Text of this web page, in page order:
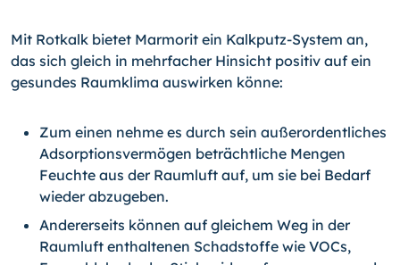
Mit Rotkalk bietet Marmorit ein Kalkputz-System an,
das sich gleich in mehrfacher Hinsicht positiv auf ein
gesundes Raumklima auswirken könne:
Zum einen nehme es durch sein außerordentliches
Adsorptionsvermögen beträchtliche Mengen
Feuchte aus der Raumluft auf, um sie bei Bedarf
wieder abzugeben.
Andererseits können auf gleichem Weg in der
Raumluft enthaltenen Schadstoffe wie VOCs,